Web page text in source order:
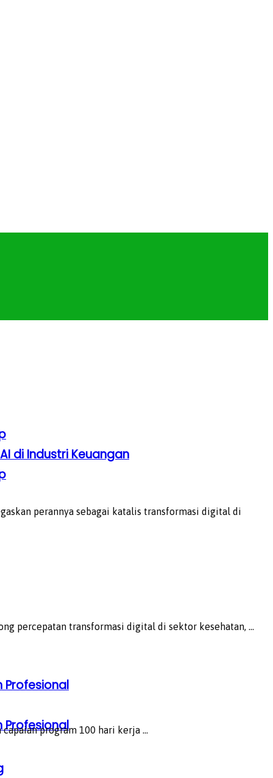
Profesional
Profesional
di Industri Keuangan
perannya sebagai katalis transformasi digital di
percepatan transformasi digital di sektor kesehatan, ...
program 100 hari kerja ...